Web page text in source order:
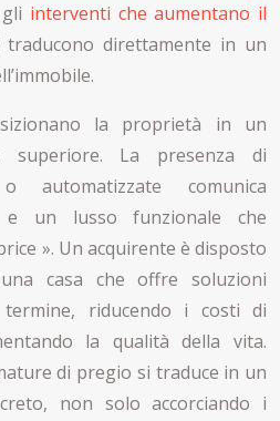
interventi che aumentano il
traducono direttamente in un
la proprietà in un
superiore. La presenza di
automatizzate comunica
e un lusso funzionale che
». Un acquirente è disposto
casa che offre soluzioni
riducendo i costi di
la qualità della vita.
di pregio si traduce in un
non solo accorciando i